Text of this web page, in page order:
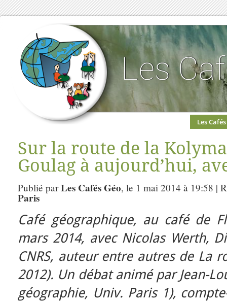
Les Cafés
Sur la route de la
Goulag à aujourd’hui,
Publié parLes Cafés Géo, le 1 mai 2014 à 19:58 |
Paris
Café géographique, au café de
mars 2014, avec Nicolas Werth,
CNRS, auteur entre autres de La
2012). Un débat animé par Jean-
géographie, Univ. Paris 1),